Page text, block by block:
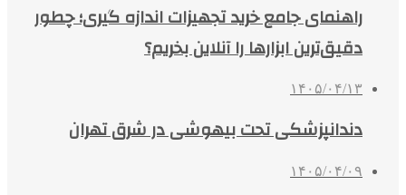
راهنمای جامع خرید تجهیزات اندازه گیری؛ چطور
دقیق‌ترین ابزارها را آنلاین بخریم؟
۱۴۰۵/۰۴/۱۳
دندانپزشکی تحت بیهوشی در شرق تهران
۱۴۰۵/۰۴/۰۹